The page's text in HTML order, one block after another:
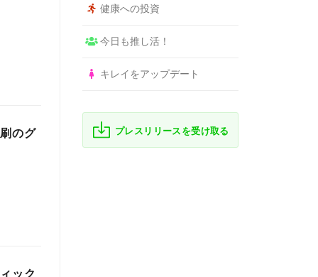
のグ
ック
健康への投資
今日も推し活！
キレイをアップデート
プレスリリースを受け取る